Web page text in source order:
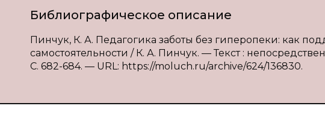
Библиографическое описание
Пинчук, К. А. Педагогика заботы без гиперопеки: как
самостоятельности / К. А. Пинчук. — Текст :
С. 682-684. — URL: https://moluch.ru/archive/624/136830.